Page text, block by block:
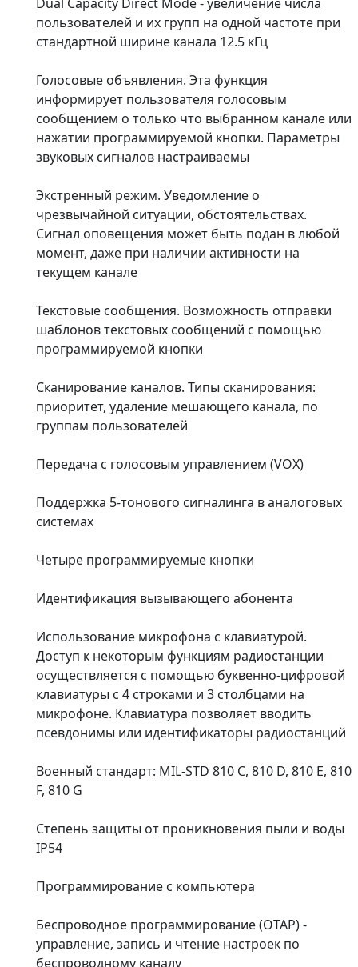
пользователей и их групп на одной частоте при
стандартной ширине канала 12.5 кГц
Голосовые объявления. Эта функция
информирует пользователя голосовым
сообщением о только что выбранном канале или
нажатии программируемой кнопки. Параметры
звуковых сигналов настраиваемы
Экстренный режим. Уведомление о
чрезвычайной ситуации, обстоятельствах.
Сигнал оповещения может быть подан в любой
момент, даже при наличии активности на
текущем канале
Текстовые сообщения. Возможность отправки
шаблонов текстовых сообщений с помощью
программируемой кнопки
Сканирование каналов. Типы сканирования:
приоритет, удаление мешающего канала, по
группам пользователей
Передача с голосовым управлением (VOX)
Поддержка 5-тонового сигналинга в аналоговых
системах
Четыре программируемые кнопки
Идентификация вызывающего абонента
Использование микрофона с клавиатурой.
Доступ к некоторым функциям радиостанции
осуществляется с помощью буквенно-цифровой
клавиатуры с 4 строками и 3 столбцами на
микрофоне. Клавиатура позволяет вводить
псевдонимы или идентификаторы радиостанций
Военный стандарт: MIL-STD 810 C, 810 D, 810 E, 810
F, 810 G
Степень защиты от проникновения пыли и воды
IP54
Программирование с компьютера
Беспроводное программирование (OTAP) -
управление, запись и чтение настроек по
беспроводному каналу